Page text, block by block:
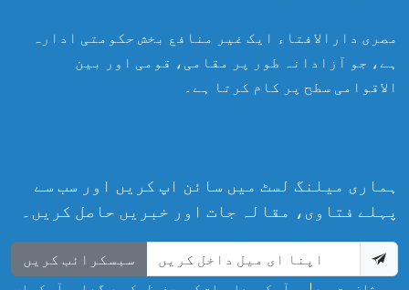
مصری دارالافتاء ایک غیر منافع بخش حکومتی ادارہ
ہے، جو آزادانہ طور پر مقامی، قومی اور بین
الاقوامی سطح پر کام کرتا ہے۔
ہماری میلنگ لسٹ میں سائن اپ کریں اور سب سے
پہلے فتاوی، مقالہ جات اور خبریں حاصل کریں۔
سبسکرائب کریں